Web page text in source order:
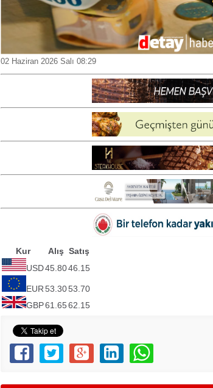
02 Haziran 2026 Salı 08:29
Kur Alış Satış
USD45.8046.15
EUR53.3053.70
GBP61.6562.15